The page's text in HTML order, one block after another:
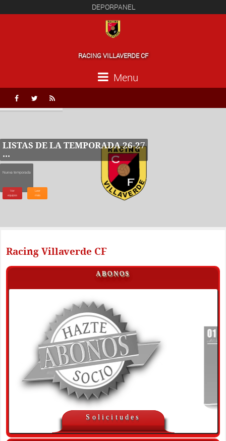
DEPORPANEL
RACING VILLAVERDE CF
Menu
  
LISTAS DE LA TEMPORADA 26-27
...
Nueva temporada
...
Ver
equipos
Leer
más
Racing Villaverde CF
ABONOS
Solicitudes